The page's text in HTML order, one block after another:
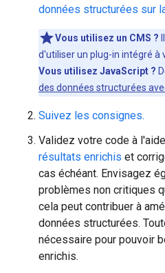
données structurées sur
Vous utilisez un CMS ?
d'utiliser un plug-in intégré à
Vous utilisez JavaScript ?
des données structurées
Suivez les consignes.
Validez votre code à
résultats enrichis et
cas échéant. Envisagez
problèmes non critiques
cela peut contribuer à
données structurées.
nécessaire pour pouvoir
enrichis.